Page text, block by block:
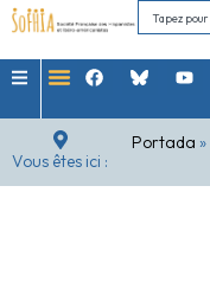
Vous êtes ici :
Portada »